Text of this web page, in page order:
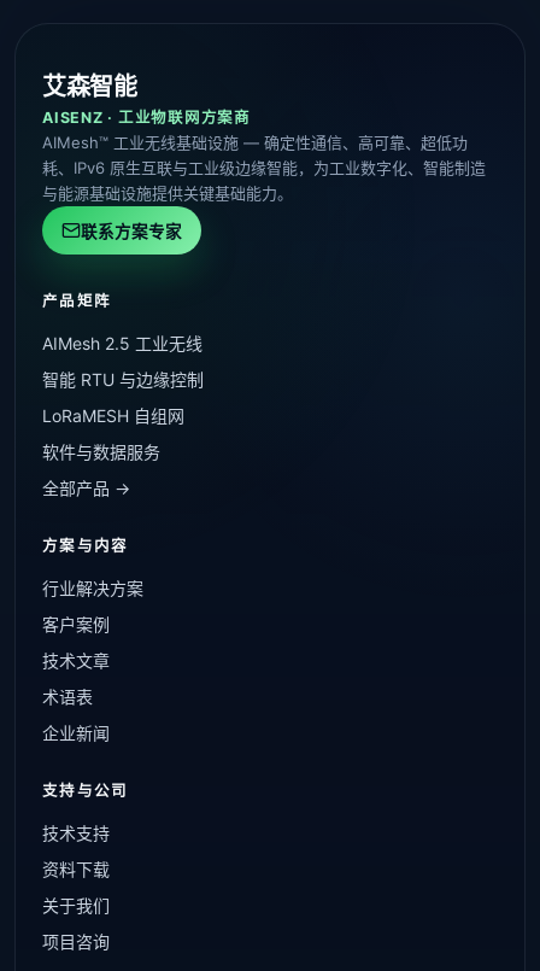
艾森智能
AISENZ · 工业物联网方案商
AIMesh™ 工业无线基础设施 — 确定性通信、高可靠、超低功
耗、IPv6 原生互联与工业级边缘智能，为工业数字化、智能制造
与能源基础设施提供关键基础能力。
联系方案专家
产品矩阵
AIMesh 2.5 工业无线
智能 RTU 与边缘控制
LoRaMESH 自组网
软件与数据服务
全部产品 →
方案与内容
行业解决方案
客户案例
技术文章
术语表
企业新闻
支持与公司
技术支持
资料下载
关于我们
项目咨询